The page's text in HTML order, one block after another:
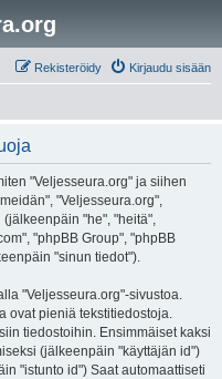
Kirjaudu sisään
Rekisteröidy
"Veljesseura.org" ja siihen
"Veljesseura.org",
"he", "heitä",
"phpBB Group", "phpBB
"sinun tiedot").
"Veljesseura.org"-sivustoa.
ovat pieniä tekstitiedostoja.
tiedostoihin. Ensimmäiset kaksi
(jälkeenpäin "käyttäjän id")
"istunto id") Saat automaattiseti